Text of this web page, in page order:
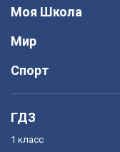
Моя Школа
Мир
Спорт
ГДЗ
1 класс